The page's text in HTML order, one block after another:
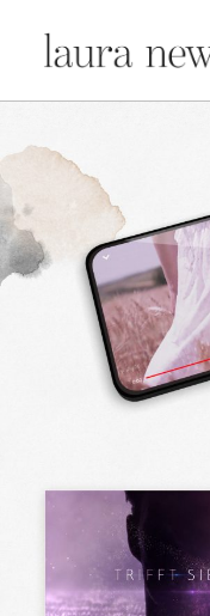
PORTFOLIO
PREMADES
PREISLISTE
KURSE
NEWS
BÜCHER
TRAILER
ÜBER MICH
DESIGN FAQ
PRESSEMATERIAL